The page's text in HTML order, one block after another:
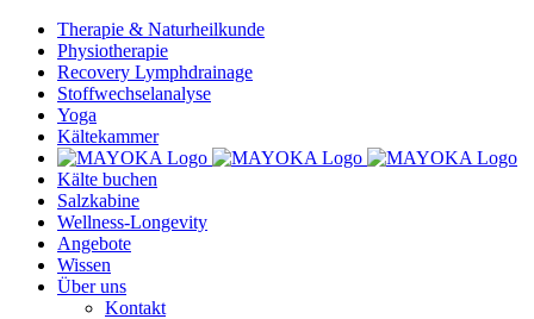
Therapie & Naturheilkunde
Physiotherapie
Recovery Lymphdrainage
Stoffwechselanalyse
Yoga
Kältekammer
Kälte buchen
Salzkabine
Wellness-Longevity
Angebote
Wissen
Über uns
Kontakt